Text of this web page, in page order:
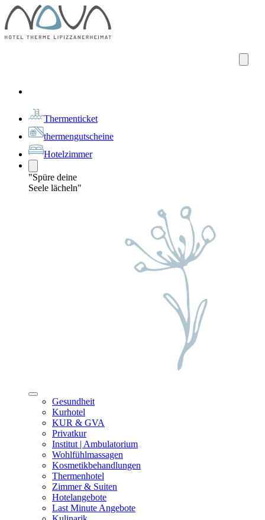
Thermenticket
thermengutscheine
Hotelzimmer
"Spüre deine
Seele lächeln"
Gesundheit
Kurhotel
KUR & GVA
Privatkur
Institut | Ambulatorium
Wohlfühlmassagen
Kosmetikbehandlungen
Thermenhotel
Zimmer & Suiten
Hotelangebote
Last Minute Angebote